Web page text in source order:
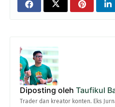
Diposting oleh Taufikul
Trader dan kreator konten. Eks